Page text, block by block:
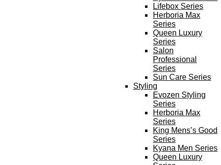
Lifebox Series
Herboria Max
Series
Queen Luxury
Series
Salon
Professional
Series
Sun Care Series
Styling
Evozen Styling
Series
Herboria Max
Series
King Mens’s Good
Series
Kyana Men Series
Queen Luxury